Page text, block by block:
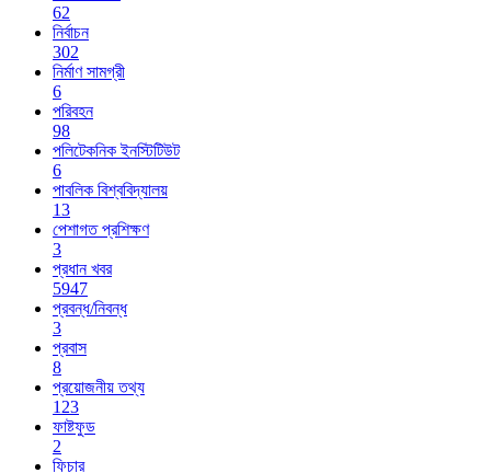
62
নির্বাচন
302
নির্মাণ সামগ্রী
6
পরিবহন
98
পলিটেকনিক ইনস্টিটিউট
6
পাবলিক বিশ্ববিদ্যালয়
13
পেশাগত প্রশিক্ষণ
3
প্রধান খবর
5947
প্রবন্ধ/নিবন্ধ
3
প্রবাস
8
প্রয়োজনীয় তথ্য
123
ফাষ্টফুড
2
ফিচার